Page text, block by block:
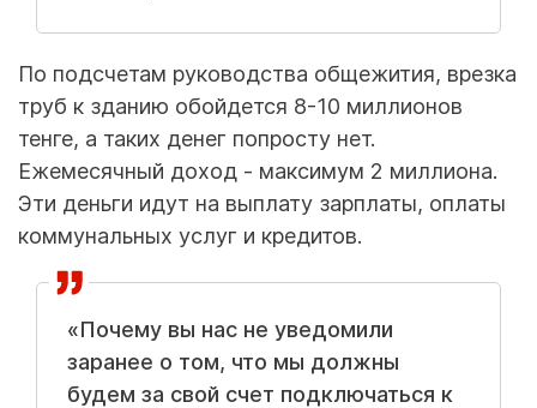
По подсчетам руководства общежития, врезка
труб к зданию обойдется 8-10 миллионов
тенге, а таких денег попросту нет.
Ежемесячный доход - максимум 2 миллиона.
Эти деньги идут на выплату зарплаты, оплаты
коммунальных услуг и кредитов.
«Почему вы нас не уведомили
заранее о том, что мы должны
будем за свой счет подключаться к